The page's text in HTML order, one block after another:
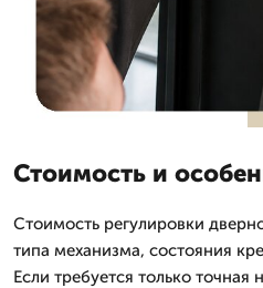
Стоимость и
Стоимость регулировки
типа механизма, состояния
Если требуется только точная